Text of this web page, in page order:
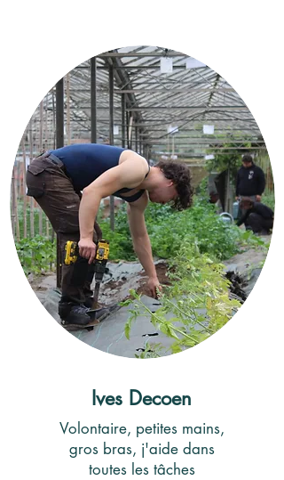
Ives Decoen
Volontaire, petites mains,
gros bras, j'aide dans
toutes les tâches